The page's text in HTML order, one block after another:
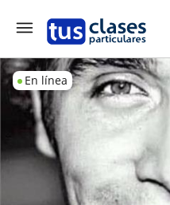
En línea